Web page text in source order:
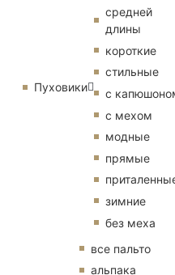
Пуховики
средней
длины
короткие
стильные
с
с мехом
модные
прямые
зимние
без меха
все пальто
альпака